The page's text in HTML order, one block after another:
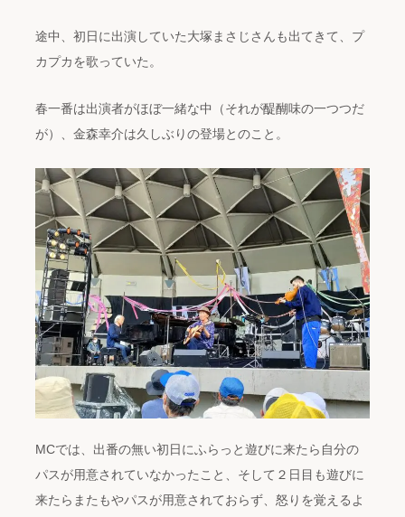
途中、初日に出演していた大塚まさじさんも出てきて、プ
カプカを歌っていた。
春一番は出演者がほぼ一緒な中（それが醍醐味の一つつだ
が）、金森幸介は久しぶりの登場とのこと。
MCでは、出番の無い初日にふらっと遊びに来たら自分の
パスが用意されていなかったこと、そして２日目も遊びに
来たらまたもやパスが用意されておらず、怒りを覚えるよ